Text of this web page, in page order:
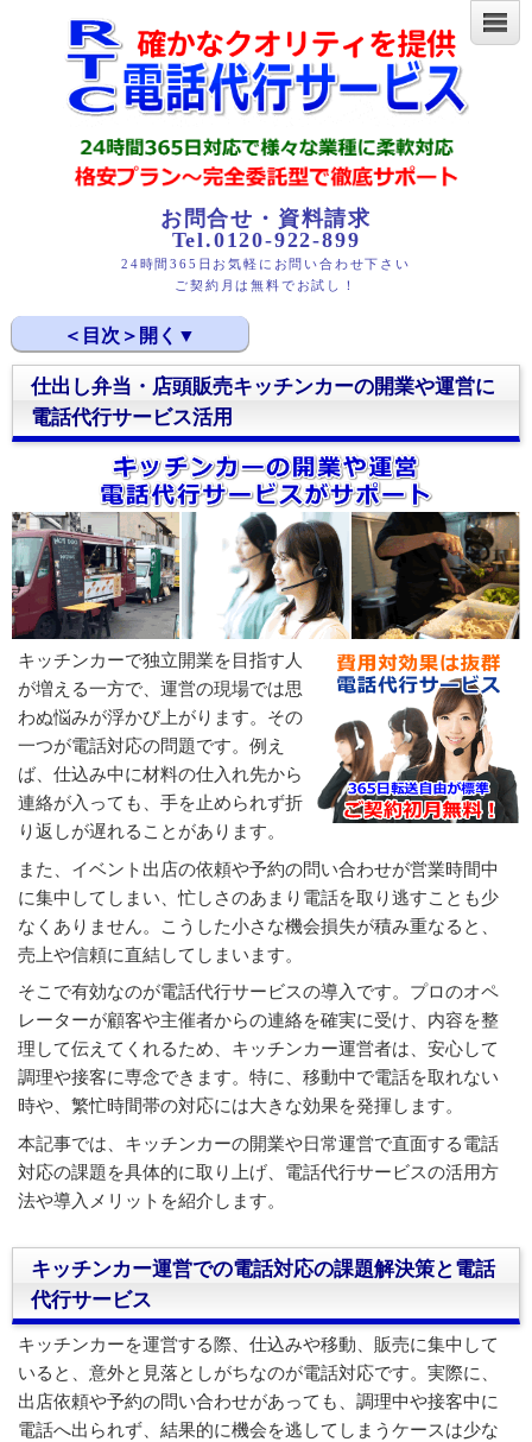
お問合せ・資料請求
Tel.0120-922-899
24時間365日お気軽にお問い合わせ下さい
ご契約月は無料でお試し！
キッチンカーの開業や運営をサポートする電話代行サー
ビスの活用
キッチンカー運営での電話対応の課題解決策と電話代行
サービス
キッチンカー運営で抱える電話対応の課題と解決策
電話代行サービスの活用例（キッチンカー開業や運
営向け）
RTC電話代行サービスの電話代行プラン
仕出し弁当・店頭販売キッチンカーの開業や運営に
電話代行サービス活用
キッチンカーで独立開業を目指す人
が増える一方で、運営の現場では思
わぬ悩みが浮かび上がります。その
一つが電話対応の問題です。例え
ば、仕込み中に材料の仕入れ先から
連絡が入っても、手を止められず折
り返しが遅れることがあります。
また、イベント出店の依頼や予約の問い合わせが営業時間中
に集中してしまい、忙しさのあまり電話を取り逃すことも少
なくありません。こうした小さな機会損失が積み重なると、
売上や信頼に直結してしまいます。
そこで有効なのが電話代行サービスの導入です。プロのオペ
レーターが顧客や主催者からの連絡を確実に受け、内容を整
理して伝えてくれるため、キッチンカー運営者は、安心して
調理や接客に専念できます。特に、移動中で電話を取れない
時や、繁忙時間帯の対応には大きな効果を発揮します。
本記事では、キッチンカーの開業や日常運営で直面する電話
対応の課題を具体的に取り上げ、電話代行サービスの活用方
法や導入メリットを紹介します。
キッチンカー運営での電話対応の課題解決策と電話
代行サービス
キッチンカーを運営する際、仕込みや移動、販売に集中して
いると、意外と見落としがちなのが電話対応です。実際に、
出店依頼や予約の問い合わせがあっても、調理中や接客中に
電話へ出られず、結果的に機会を逃してしまうケースは少な